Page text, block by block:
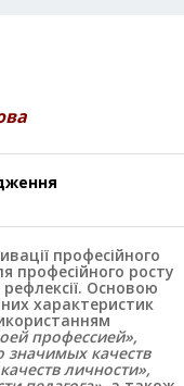
професійного
професійного росту
Основою
характеристик
профессией»,
качеств
личности»,